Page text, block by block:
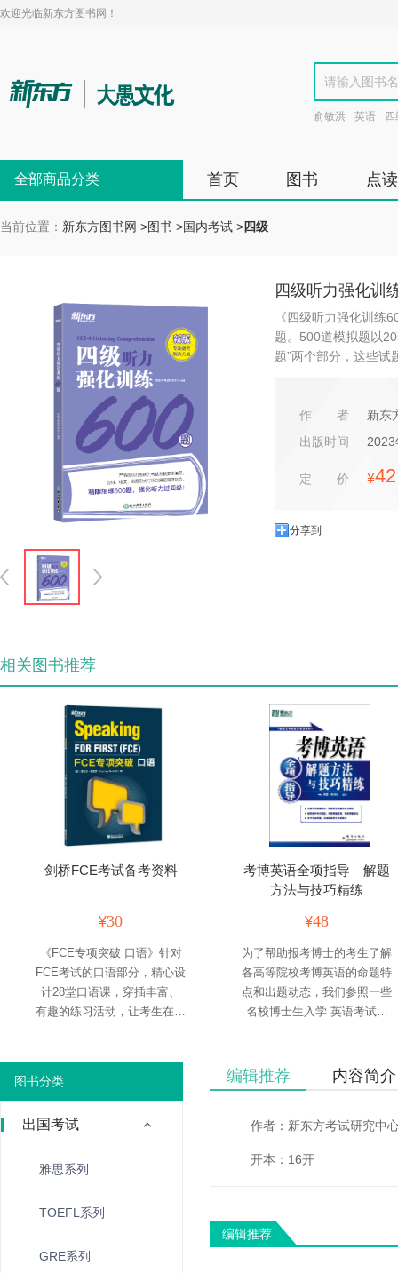
欢迎光临新东方图书网！
俞敏洪 英语
全部商品分类 首页 图书 点
当前位置： 新东方图书网 >图书 >国内考试 >四级
四级听力强化训
《四级听力强化训练
题。500道模拟题以
题”两个部分，这些
备考资料，希望能够
速标准，流程和实际
作者
新东
出版时间
定价 ¥
分享到
相关图书推荐
剑桥FCE考试备考资料
¥30
《FCE专项突破 口语》针对
FCE考试的口语部分，精心设
计28堂口语课，穿插丰富、
有趣的练习活动，让考生在掌
考博英语全项指导—解题
方法与技巧精练
¥48
为了帮助报考博士的考生了解
各高等院校考博英语的命题特
点和出题动态，我们参照一些
名校博士生入学 英语考试大
题，精心挑选了部分试题和相
关资料，对北京大学、清华大
等近...
图书分类
出国考试
雅思系列
TOEFL系列
GRE系列
编辑推荐 内容简介
作者：新东方考试研究中
开本：16开
编辑推荐